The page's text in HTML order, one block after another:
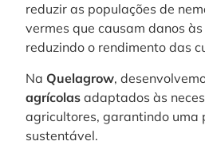
reduzir as populações de
vermes que causam danos
reduzindo o rendimento das
Na Quelagrow,
agrícolas adaptados às
agricultores, garantindo uma
sustentável.